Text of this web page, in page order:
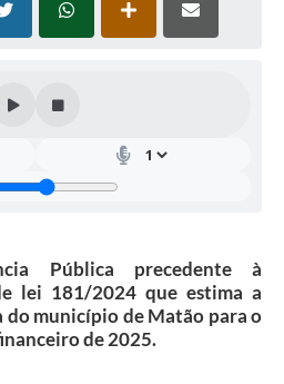
Pública precedente à
lei 181/2024 que estima a
do município de Matão para o
de 2025.